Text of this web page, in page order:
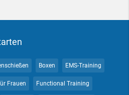
Boxen EMS-Training
Frauen Functional Training